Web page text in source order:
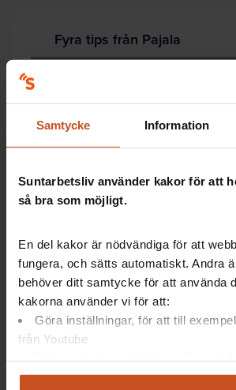
Samtycke Information
Suntarbetsliv använder kakor för att
så bra som möjligt.
En del kakor är nödvändiga för att
fungera, och sätts automatiskt. Andra
behöver ditt samtycke för att använda
kakorna använder vi för att:
Göra inställningar, för att till
från Youtube
Analysera trafik för att kunna visa
Fyra tips från Pajala
Vill ni också använda Vård i annans
medarbetare samtalsleda? Viktigt för
trygghet är då:
utförligt samtalsledarmaterial.
grupp.
Tänk också på att
sammanfatta
för återkoppling.
Det här är Vård i annans hem